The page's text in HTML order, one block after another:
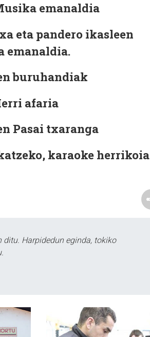
emanaldia
eta pandero ikasleen
emanaldia.
buruhandiak
afaria
Pasai txaranga
karaoke herrikoia
ditu. Harpidedun eginda, tokiko